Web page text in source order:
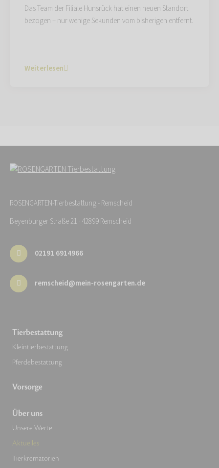
Das Team der Filiale Hunsrück hat einen neuen Standort
bezogen – nur wenige Sekunden vom bisherigen entfernt.
Weiterlesen
ROSENGARTEN-Tierbestattung - Remscheid
Beyenburger Straße 21 · 42899 Remscheid
02191 6914966
remscheid@mein-rosengarten.de
Tierbestattung
Kleintierbestattung
Pferdebestattung
Vorsorge
Über uns
Unsere Werte
Aktuelles
Tierkrematorien